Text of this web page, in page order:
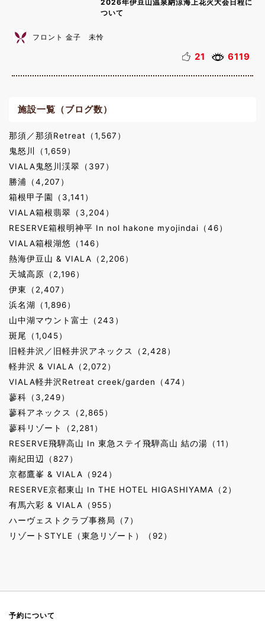
2026年伊豆山温泉納涼海上花火大会日程に
ついて
フロント 金子 未怜
21 6119
施設一覧（ブログ数）
那須／那須Retreat（1,567）
鬼怒川（1,659）
VIALA鬼怒川渓翠（397）
勝浦（4,207）
箱根甲子園（3,141）
VIALA箱根翡翠（3,204）
RESERVE箱根明神平 In nol hakone myojindai（46）
VIALA箱根湖悠（146）
熱海伊豆山 & VIALA（2,206）
天城高原（2,196）
伊東（2,407）
浜名湖（1,896）
山中湖マウント富士（243）
斑尾（1,045）
旧軽井沢／旧軽井沢アネックス（2,428）
軽井沢 & VIALA（2,072）
VIALA軽井沢Retreat creek/garden（474）
蓼科（3,249）
蓼科アネックス（2,865）
蓼科リゾート（2,281）
RESERVE飛騨高山 In 東急ステイ飛騨高山 結の湯（11）
南紀田辺（827）
京都鷹峯 & VIALA（924）
RESERVE京都東山 In THE HOTEL HIGASHIYAMA（2）
有馬六彩 & VIALA（955）
ハーヴェストクラブ事務局（7）
リゾートSTYLE（東急リゾート）（92）
予約について